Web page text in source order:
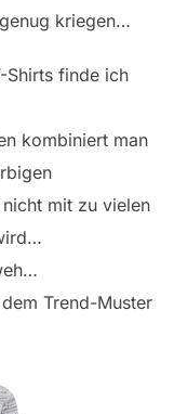
kriegen…
Shirts finde ich
kombiniert man
mit zu vielen
Trend-Muster